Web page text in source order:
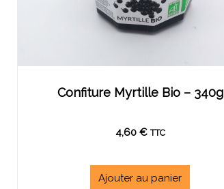
Confiture Myrtille Bio – 340g
4,60 € TTC
Ajouter au panier